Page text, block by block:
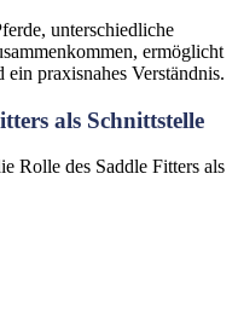
unterschiedliche
ermöglicht
praxisnahes Verständnis.
als Schnittstelle
Rolle des Saddle Fitters als